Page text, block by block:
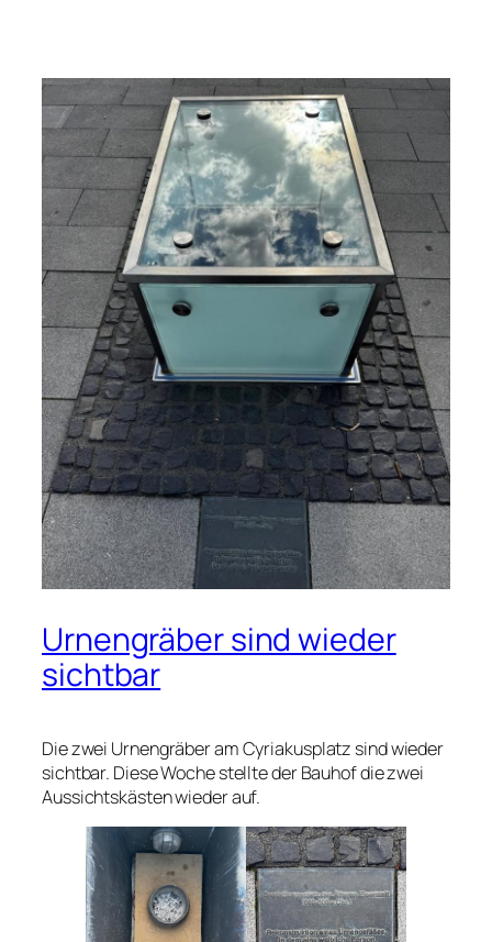
Urnengräber sind wieder
sichtbar
Die zwei Urnengräber am Cyriakusplatz sind wieder
sichtbar. Diese Woche stellte der Bauhof die zwei
Aussichtskästen wieder auf.